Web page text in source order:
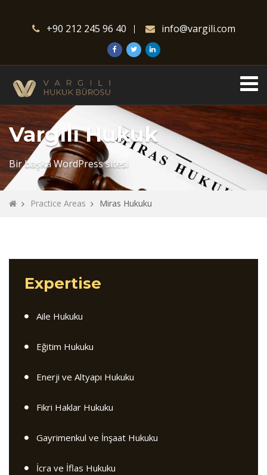
+90 212 245 96 40 info@vargili.com
Vargılı Hukuk
Bir başka WordPress sitesi
Practice Areas Miras Hukuku
Expertise
Aile Hukuku
Eğitim Hukuku
Enerji ve Altyapı Hukuku
Fikri Haklar Hukuku
Gayrimenkul ve İnşaat Hukuku
İcra ve İflas Hukuku